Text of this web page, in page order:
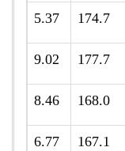
174.7
5.37
177.7
9.02
168.0
8.46
167.1
6.77